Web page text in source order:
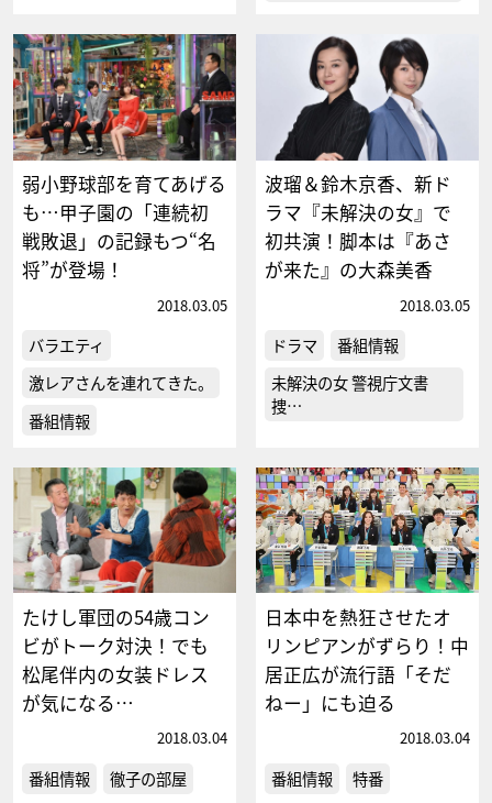
弱小野球部を育てあげる
も…甲子園の「連続初
戦敗退」の記録もつ“名
将”が登場！
2018.03.05
バラエティ
激レアさんを連れてきた。
番組情報
波瑠＆鈴木京香、新ド
ラマ『未解決の女』で
初共演！脚本は『あさ
が来た』の大森美香
2018.03.05
ドラマ
番組情報
未解決の女 警視庁文書
捜…
たけし軍団の54歳コン
ビがトーク対決！でも
松尾伴内の女装ドレス
が気になる…
2018.03.04
番組情報 徹子の部屋
日本中を熱狂させたオ
リンピアンがずらり！中
居正広が流行語「そだ
ねー」にも迫る
2018.03.04
番組情報 特番